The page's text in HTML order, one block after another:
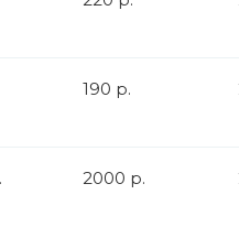
190 р.
2000 р.